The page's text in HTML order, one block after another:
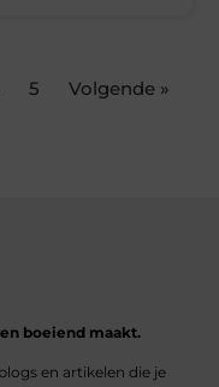
5 Volgende »
boeiend maakt.
en artikelen die je